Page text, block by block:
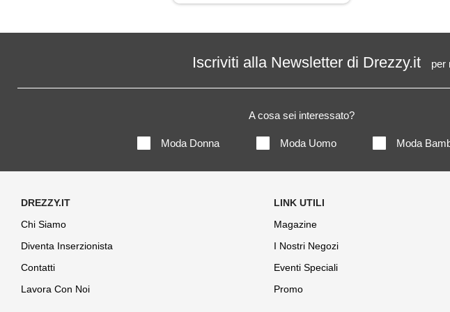
Polo
Iscriviti alla Newsletter di Drezzy.it per
A cosa sei interessato?
Moda Donna Moda Uomo Moda
Chi Siamo
Diventa Inserzionista
Contatti
Lavora Con Noi
Magazine
I Nostri Negozi
Eventi Speciali
Promo